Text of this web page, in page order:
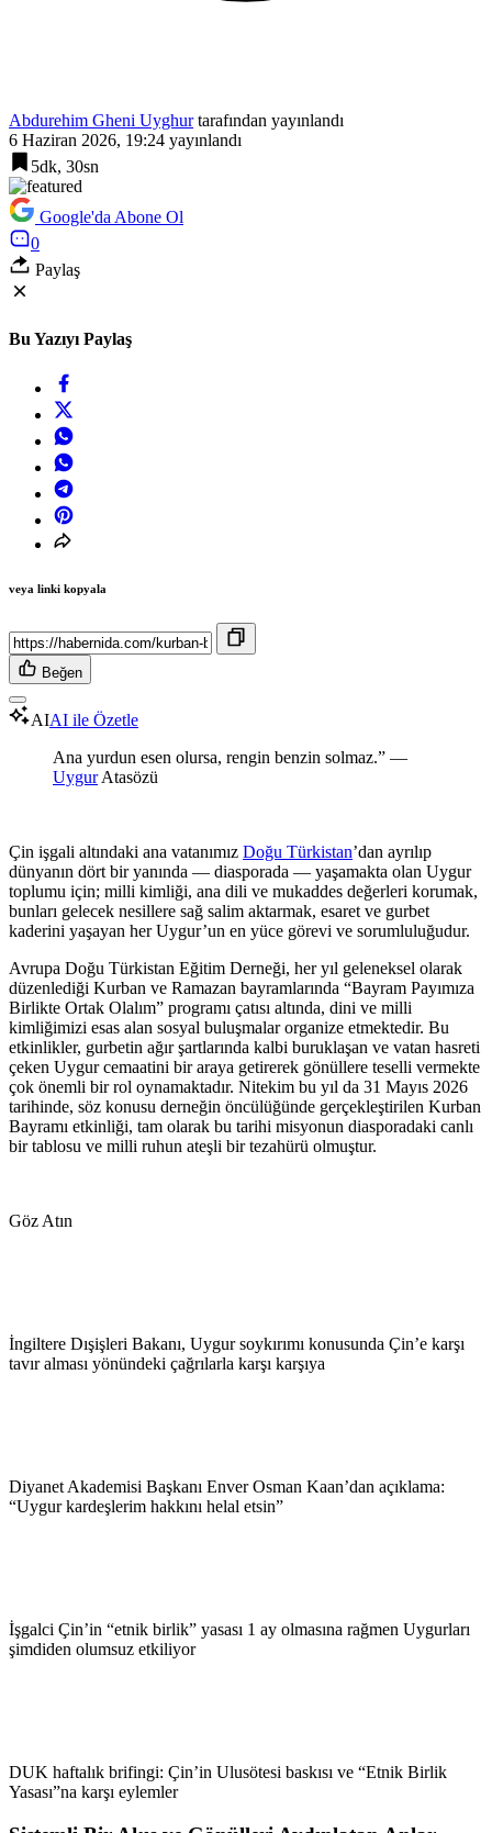
Abdurehim Gheni Uyghurtarafından yayınlandı
6 Haziran 2026, 19:24 yayınlandı
5dk, 30sn
Google'da Abone Ol
0
Paylaş
Bu Yazıyı Paylaş
veya linki kopyala
Beğen
AIAI ile Özetle
Ana yurdun esen olursa, rengin benzin solmaz.” —
UygurAtasözü
Çin işgali altındaki ana vatanımız Doğu Türkistan’dan ayrılıp
dünyanın dört bir yanında — diasporada — yaşamakta olan Uygur
toplumu için; milli kimliği, ana dili ve mukaddes değerleri korumak,
bunları gelecek nesillere sağ salim aktarmak, esaret ve gurbet
kaderini yaşayan her Uygur’un en yüce görevi ve sorumluluğudur.
Avrupa Doğu Türkistan Eğitim Derneği, her yıl geleneksel olarak
düzenlediği Kurban ve Ramazan bayramlarında “Bayram Payımıza
Birlikte Ortak Olalım” programı çatısı altında, dini ve milli
kimliğimizi esas alan sosyal buluşmalar organize etmektedir. Bu
etkinlikler, gurbetin ağır şartlarında kalbi buruklaşan ve vatan hasreti
çeken Uygur cemaatini bir araya getirerek gönüllere teselli vermekte
çok önemli bir rol oynamaktadır. Nitekim bu yıl da 31 Mayıs 2026
tarihinde, söz konusu derneğin öncülüğünde gerçekleştirilen Kurban
Bayramı etkinliği, tam olarak bu tarihi misyonun diasporadaki canlı
bir tablosu ve milli ruhun ateşli bir tezahürü olmuştur.
Göz Atın
İngiltere Dışişleri Bakanı, Uygur soykırımı konusunda Çin’e karşı
tavır alması yönündeki çağrılarla karşı karşıya
Diyanet Akademisi Başkanı Enver Osman Kaan’dan açıklama:
“Uygur kardeşlerim hakkını helal etsin”
İşgalci Çin’in “etnik birlik” yasası 1 ay olmasına rağmen Uygurları
şimdiden olumsuz etkiliyor
DUK haftalık brifingi: Çin’in Ulusötesi baskısı ve “Etnik Birlik
Yasası”na karşı eylemler